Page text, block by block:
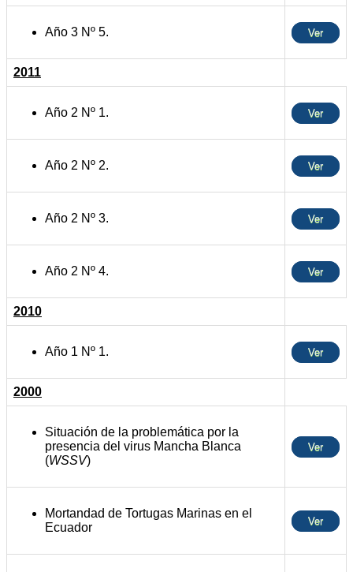
Año 3 Nº 5. Ver
2011
Año 2 Nº 1. Ver
Año 2 Nº 2. Ver
Año 2 Nº 3. Ver
Año 2 Nº 4. Ver
2010
Año 1 Nº 1. Ver
2000
Situación de la problemática por la
presencia del virus Mancha Blanca
(WSSV)
Ver
Mortandad de Tortugas Marinas en el
Ecuador
Ver